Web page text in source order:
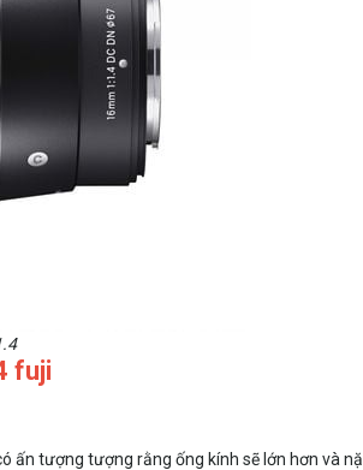
fuji
ấn tượng tượng rằng ống kính sẽ lớn hơn và